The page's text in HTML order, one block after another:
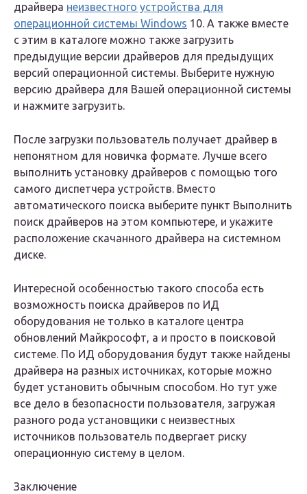
драйвера неизвестного устройства для
операционной системы Windows 10. А также вместе
с этим в каталоге можно также загрузить
предыдущие версии драйверов для предыдущих
версий операционной системы. Выберите нужную
версию драйвера для Вашей операционной системы
и нажмите загрузить.
После загрузки пользователь получает драйвер в
непонятном для новичка формате. Лучше всего
выполнить установку драйверов с помощью того
самого диспетчера устройств. Вместо
автоматического поиска выберите пункт Выполнить
поиск драйверов на этом компьютере, и укажите
расположение скачанного драйвера на системном
диске.
Интересной особенностью такого способа есть
возможность поиска драйверов по ИД
оборудования не только в каталоге центра
обновлений Майкрософт, а и просто в поисковой
системе. По ИД оборудования будут также найдены
драйвера на разных источниках, которые можно
будет установить обычным способом. Но тут уже
все дело в безопасности пользователя, загружая
разного рода установщики с неизвестных
источников пользователь подвергает риску
операционную систему в целом.
Заключение